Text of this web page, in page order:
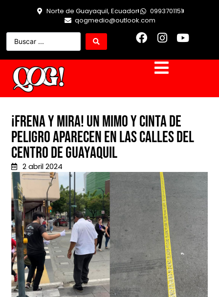
Norte de Guayaquil, Ecuador
0993701151
qogmedio@outlook.com
¡Frena y Mira! Un mimo y cinta de
peligro aparecen en las calles del
centro de Guayaquil
2 abril 2024